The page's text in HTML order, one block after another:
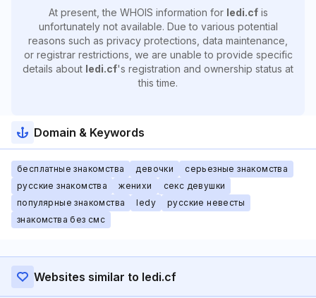
At present, the WHOIS information for ledi.cfis
unfortunately not available. Due to various potential
reasons such as privacy protections, data maintenance,
or registrar restrictions, we are unable to provide specific
details about ledi.cf's registration and ownership status at
this time.
Domain & Keywords
бесплатные знакомства девочки
серьезные знакомства
русские знакомства
женихи
секс девушки
популярные знакомства
ledy
русские невесты
знакомства без смс
Websites similar to ledi.cf